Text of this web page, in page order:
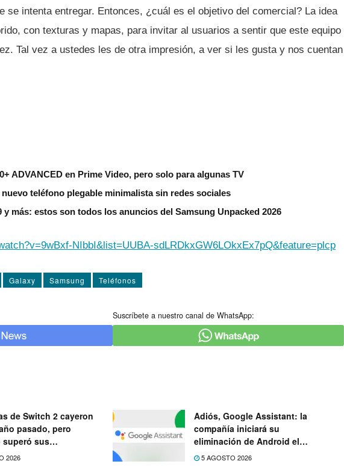
se intenta entregar. Entonces, ¿cuál es el objetivo del comercial? La idea
con texturas y mapas, para invitar al usuarios a sentir que este equipo
Tal vez a ustedes les de otra impresión, a ver si les gusta y nos cuentan
ADVANCED en Prime Video, pero solo para algunas TV
teléfono plegable minimalista sin redes sociales
y más: estos son todos los anuncios del Samsung Unpacked 2026
NIbbI&list=UUBA-sdLRDkxGW6LOkxEx7pQ&feature=plcp
Galaxy Samsung Teléfonos
Suscríbete a nuestro canal de WhatsApp:
de Switch 2 cayeron
pasado, pero
superó sus
2026
Adiós, Google Assistant: la
compañía iniciará su
eliminación de Android el
próximo mes
5 AGOSTO 2026